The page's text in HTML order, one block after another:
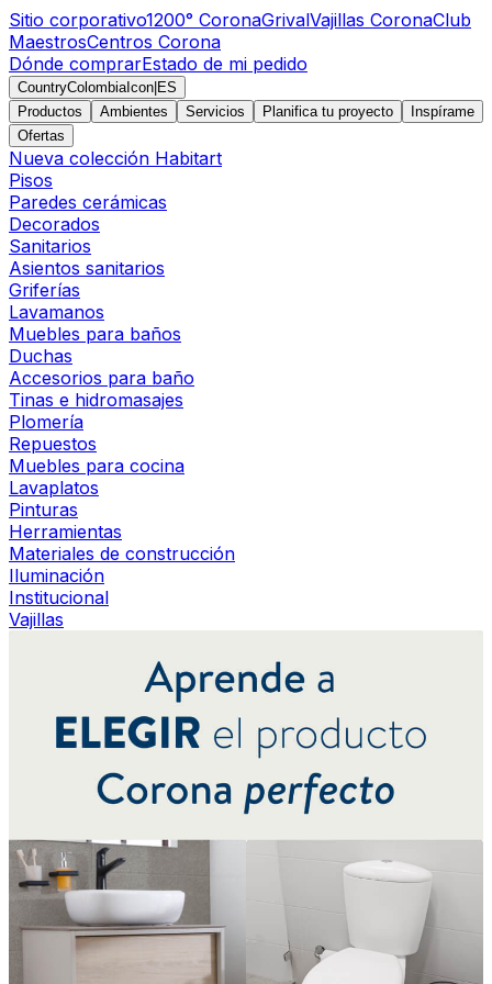
Sitio corporativo1200° CoronaGrivalVajillas CoronaClub
MaestrosCentros Corona
Dónde comprarEstado de mi pedido
CountryColombiaIcon ES
Productos
Ambientes Servicios Planifica tu proyecto
Inspírame
Ofertas
Nueva colección Habitart
Pisos
Paredes cerámicas
Decorados
Sanitarios
Asientos sanitarios
Griferías
Lavamanos
Muebles para baños
Duchas
Accesorios para baño
Tinas e hidromasajes
Plomería
Repuestos
Muebles para cocina
Lavaplatos
Pinturas
Herramientas
Materiales de construcción
Iluminación
Institucional
Vajillas